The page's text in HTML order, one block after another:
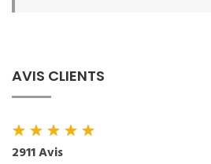
AVIS CLIENTS
★★★★★
2911 Avis